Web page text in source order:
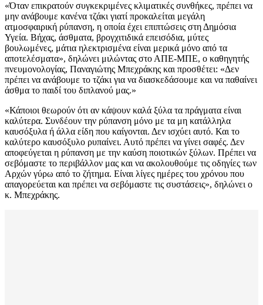
«Όταν επικρατούν συγκεκριμένες κλιματικές συνθήκες, πρέπει να
μην ανάβουμε κανένα τζάκι γιατί προκαλείται μεγάλη
ατμοσφαιρική ρύπανση, η οποία έχει επιπτώσεις στη Δημόσια
Υγεία. Βήχας, άσθματα, βρογχιτιδικά επεισόδια, μύτες
βουλωμένες, μάτια ηλεκτρισμένα είναι μερικά μόνο από τα
αποτελέσματα», δηλώνει μιλώντας στο ΑΠΕ-ΜΠΕ, ο καθηγητής
πνευμονολογίας, Παναγιώτης Μπεχράκης και προσθέτει: «Δεν
πρέπει να ανάβουμε το τζάκι για να διασκεδάσουμε και να παθαίνει
άσθμα το παιδί του διπλανού μας.»
«Κάποιοι θεωρούν ότι αν κάψουν καλά ξύλα τα πράγματα είναι
καλύτερα. Συνδέουν την ρύπανση μόνο με τα μη κατάλληλα
καυσόξυλα ή άλλα είδη που καίγονται. Δεν ισχύει αυτό. Και το
καλύτερο καυσόξυλο ρυπαίνει. Αυτό πρέπει να γίνει σαφές. Δεν
αποφεύγεται η ρύπανση με την καύση ποιοτικών ξύλων. Πρέπει να
σεβόμαστε το περιβάλλον μας και να ακολουθούμε τις οδηγίες των
Αρχών γύρω από το ζήτημα. Είναι λίγες ημέρες του χρόνου που
απαγορεύεται και πρέπει να σεβόμαστε τις συστάσεις», δηλώνει ο
κ. Μπεχράκης.